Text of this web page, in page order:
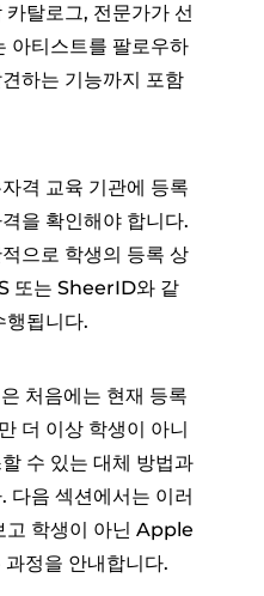
탈로그, 전문가가 선
아티스트를 팔로우하
하는 기능까지 포함
격 교육 기관에 등록
을 확인해야 합니다.
으로 학생의 등록 상
또는 SheerID와 같
행됩니다.
처음에는 현재 등록
더 이상 학생이 아니
수 있는 대체 방법과
다음 섹션에서는 이러
고 학생이 아닌 Apple
정을 안내합니다.